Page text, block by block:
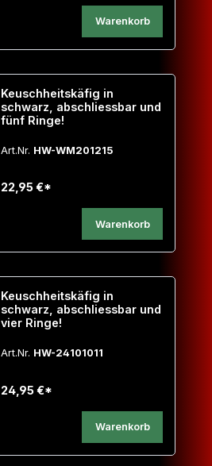
Warenkorb
Keuschheitskäfig in
schwarz, abschliessbar und
fünf Ringe!
Art.Nr. HW-WM201215
22,95 €*
Warenkorb
Keuschheitskäfig in
schwarz, abschliessbar und
vier Ringe!
Art.Nr. HW-24101011
24,95 €*
Warenkorb